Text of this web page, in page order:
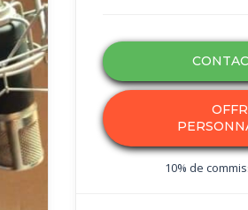
10% de